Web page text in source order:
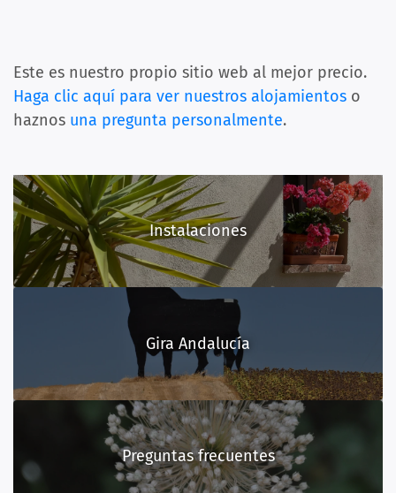
Este es nuestro propio sitio web al mejor precio.
Haga clic aquí para ver nuestros alojamientos o
haznos una pregunta personalmente.
Instalaciones
Gira Andalucía
Preguntas frecuentes